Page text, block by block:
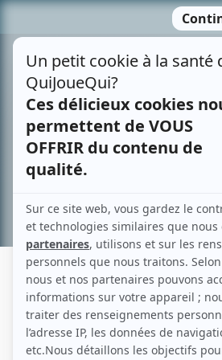
contenu
MARIE PLOURDE
Liens
Fiche de Marie Plourde sur Showbizz.net